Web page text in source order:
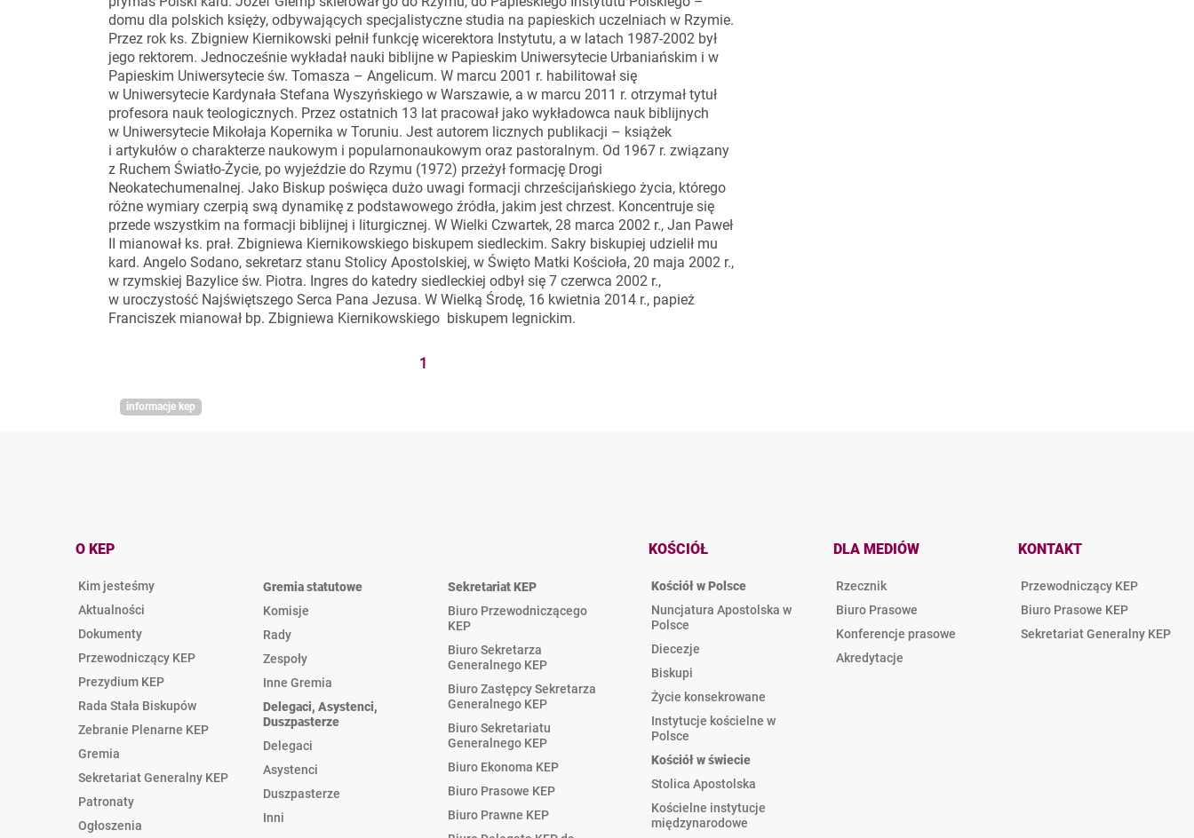
domu dla polskich księży, odbywających specjalistyczne studia na papieskich uczelniach w Rzymie.
Przez rok ks. Zbigniew Kiernikowski pełnił funkcję wicerektora Instytutu, a w latach 1987-2002 był
jego rektorem. Jednocześnie wykładał nauki biblijne w Papieskim Uniwersytecie Urbaniańskim i w
Papieskim Uniwersytecie św. Tomasza – Angelicum. W marcu 2001 r. habilitował się
w Uniwersytecie Kardynała Stefana Wyszyńskiego w Warszawie, a w marcu 2011 r. otrzymał tytuł
profesora nauk teologicznych. Przez ostatnich 13 lat pracował jako wykładowca nauk biblijnych
w Uniwersytecie Mikołaja Kopernika w Toruniu. Jest autorem licznych publikacji – książek
i artykułów o charakterze naukowym i popularnonaukowym oraz pastoralnym. Od 1967 r. związany
z Ruchem Światło-Życie, po wyjeździe do Rzymu (1972) przeżył formację Drogi
Neokatechumenalnej. Jako Biskup poświęca dużo uwagi formacji chrześcijańskiego życia, którego
różne wymiary czerpią swą dynamikę z podstawowego źródła, jakim jest chrzest. Koncentruje się
przede wszystkim na formacji biblijnej i liturgicznej. W Wielki Czwartek, 28 marca 2002 r., Jan Paweł
II mianował ks. prał. Zbigniewa Kiernikowskiego biskupem siedleckim. Sakry biskupiej udzielił mu
kard. Angelo Sodano, sekretarz stanu Stolicy Apostolskiej, w Święto Matki Kościoła, 20 maja 2002 r.,
w rzymskiej Bazylice św. Piotra. Ingres do katedry siedleckiej odbył się 7 czerwca 2002 r.,
w uroczystość Najświętszego Serca Pana Jezusa. W Wielką Środę, 16 kwietnia 2014 r., papież
Franciszek mianował bp. Zbigniewa Kiernikowskiego biskupem legnickim.
1
informacje kep
O KEP
Kim jesteśmy
Aktualności
Dokumenty
Przewodniczący KEP
Prezydium KEP
Rada Stała Biskupów
Zebranie Plenarne KEP
Gremia
Sekretariat Generalny KEP
Patronaty
Ogłoszenia
Gremia statutowe
Komisje
Rady
Zespoły
Inne Gremia
Delegaci, Asystenci,
Duszpasterze
Delegaci
Asystenci
Duszpasterze
Inni
Sekretariat KEP
Biuro Przewodniczącego
KEP
Biuro Sekretarza
Generalnego KEP
Biuro Zastępcy Sekretarza
Generalnego KEP
Biuro Sekretariatu
Generalnego KEP
Biuro Ekonoma KEP
Biuro Prasowe KEP
Biuro Prawne KEP
KOŚCIÓŁ
Kościół w Polsce
Nuncjatura Apostolska w
Polsce
Diecezje
Biskupi
Życie konsekrowane
Instytucje kościelne w
Polsce
Kościół w świecie
Stolica Apostolska
Kościelne instytucje
międzynarodowe
DLA MEDIÓW
Rzecznik
Biuro Prasowe
Konferencje prasowe
Akredytacje
KONTAKT
Przewodniczący KEP
Biuro Prasowe KEP
Sekretariat Generalny KEP